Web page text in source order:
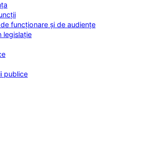
funcționare și de audiențe
legislație
publice